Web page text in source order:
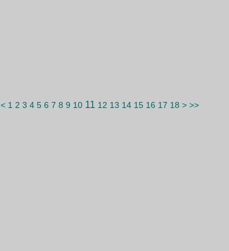
< 1 2 3 4 5 6 7 8 9 10 11 12 13 14 15 16 17 18 > >>